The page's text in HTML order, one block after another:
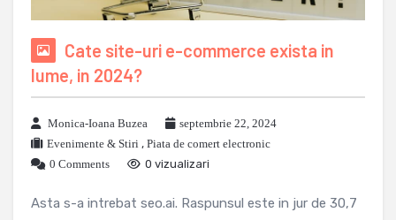
Cate site-uri e-commerce exista in
lume, in 2024?
Monica-Ioana Buzea
septembrie 22, 2024
Evenimente & Stiri , Piata de comert electronic
0 Comments
0 vizualizari
Asta s-a intrebat seo.ai. Raspunsul este in jur de 30,7